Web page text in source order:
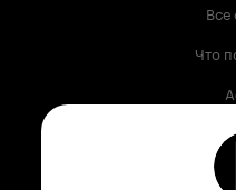
Все
Что